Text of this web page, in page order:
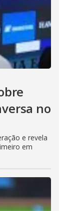
no
e revela
em